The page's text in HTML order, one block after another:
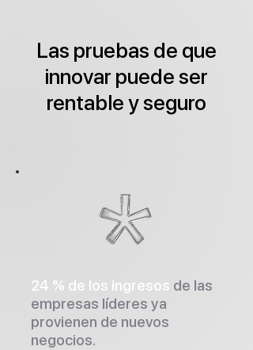
Las pruebas de que
innovar puede ser
rentable y seguro
24 % de los ingresos de las
empresas líderes ya
provienen de nuevos
negocios.